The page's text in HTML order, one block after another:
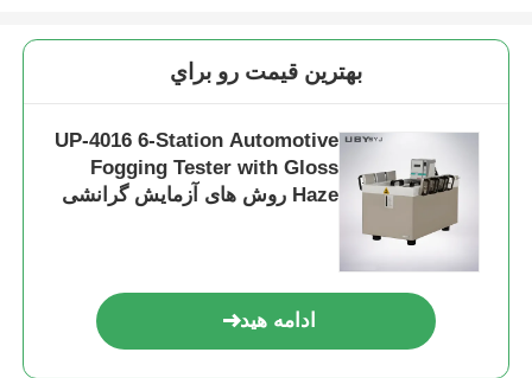
بهترين قيمت رو براي
UP-4016 6-Station Automotive
Fogging Tester with Gloss
Haze روش های آزمایش گرانشی
ادامه هید